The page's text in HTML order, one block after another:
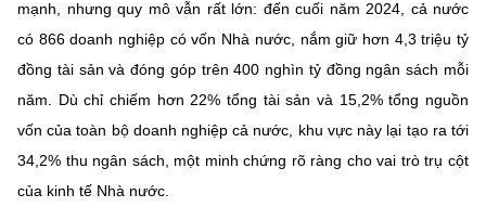
Liên hệ
Địa chỉ: Ban Biên tập Cổng TTĐT - 18 Nguyễn Du, TP. Hà Nội
Điện thoại: 024 3936 9506
©2026 Bản quyền thuộc Bộ Khoa Học và Công Nghệ
(Ghi rõ nguồn "https://mst.gov.vn" khi phát hành lại thông tin từ
website này)
mạnh, nhưng quy mô vẫn rất lớn: đến cuối năm 2024, cả nước
có 866 doanh nghiệp có vốn Nhà nước, nắm giữ hơn 4,3 triệu tỷ
đồng tài sản và đóng góp trên 400 nghìn tỷ đồng ngân sách mỗi
năm. Dù chỉ chiếm hơn 22% tổng tài sản và 15,2% tổng nguồn
vốn của toàn bộ doanh nghiệp cả nước, khu vực này lại tạo ra tới
34,2% thu ngân sách, một minh chứng rõ ràng cho vai trò trụ cột
của kinh tế Nhà nước.